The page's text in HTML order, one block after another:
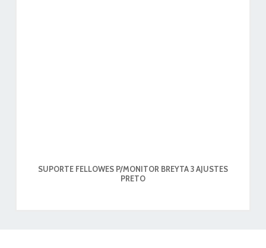
SUPORTE FELLOWES P/MONITOR BREYTA 3 AJUSTES
PRETO